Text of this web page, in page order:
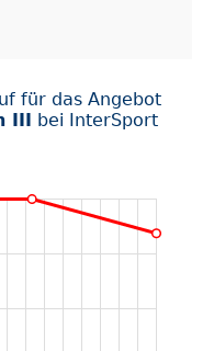
für das Angebot
III bei InterSport